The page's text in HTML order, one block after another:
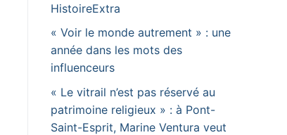
HistoireExtra
« Voir le monde autrement » : une
année dans les mots des
influenceurs
« Le vitrail n’est pas réservé au
patrimoine religieux » : à Pont-
Saint-Esprit, Marine Ventura veut